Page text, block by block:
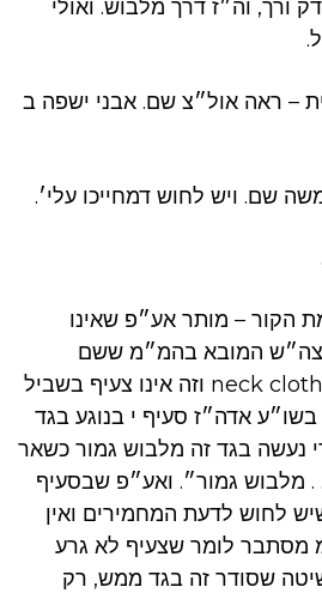
ורך, וה״ז דרך מלבוש. ואולי
– ראה אול״צ שם. אבני ישפה ב
שם. ויש לחוש דמחייכו עלי׳.
הקור – מותר אע״פ שאינו
המובא בהמ״מ ששם
מדובר בהאלדז טוך – neck cloth וזה אינו צעיף בשביל
אדה״ז סעיף י בנוגע בגד
בגד זה מלבוש גמור כשאר
. מלבוש גמור״. ואע״פ שבסעיף
לחוש לדעת המחמירים ואין
מסתבר לומר שצעיף לא גרע
שסודר זה בגד ממש, רק